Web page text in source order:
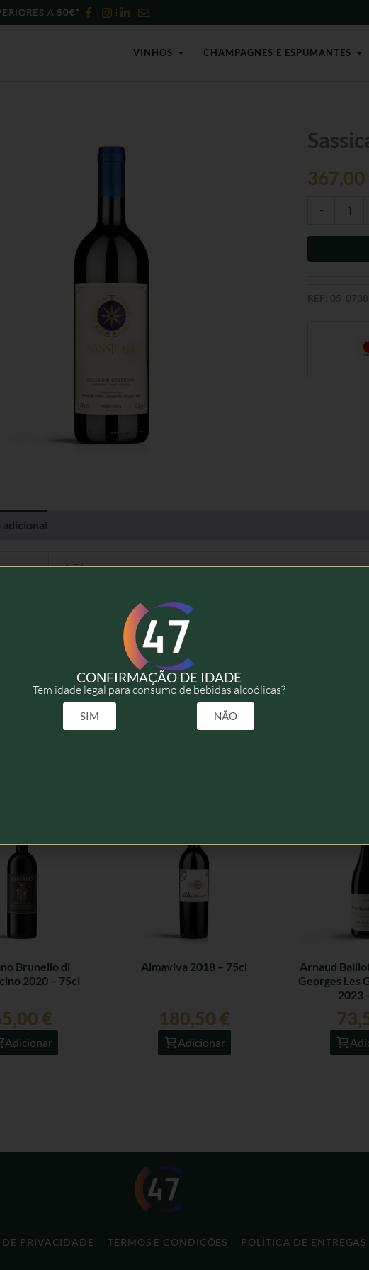
A 50€*
VINHOS Open Vinhos
CHAMPAGNES E ESPUMANTES
367,00
-
Quantidade
de
2015
REF: 05_0738
1,5 kg
75cl
Brunello di
2020 – 75cl
€
Adicionar
Almaviva 2018 – 75cl
180,50 €
Adicionar
Arnaud
Georges Les
2023
PRIVACIDADE TERMOS E CONDIÇÕES POLÍTICA DE ENTREGAS
CONFIRMAÇÃO DE IDADE
Tem idade legal para consumo de bebidas alcoólicas?
SIM NÃO